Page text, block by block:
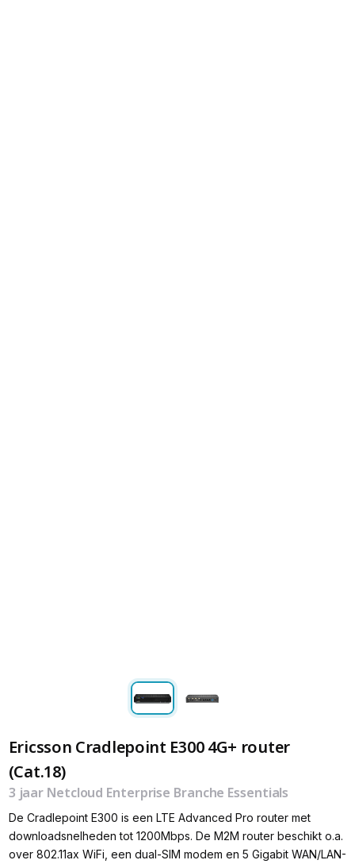
Ericsson Cradlepoint E300 4G+ router
(Cat.18)
3 jaar Netcloud Enterprise Branche Essentials
De Cradlepoint E300 is een LTE Advanced Pro router met
downloadsnelheden tot 1200Mbps. De M2M router beschikt o.a.
over 802.11ax WiFi, een dual-SIM modem en 5 Gigabit WAN/LAN-